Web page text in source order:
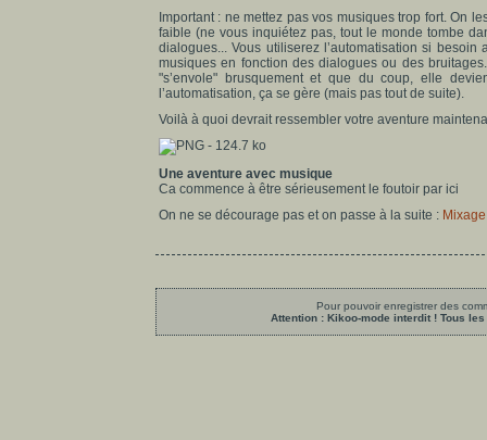
Important : ne mettez pas vos musiques trop fort. On
faible (ne vous inquiétez pas, tout le monde tombe
dialogues... Vous utiliserez l’automatisation si
musiques en fonction des dialogues ou des
"s’envole" brusquement et que du coup, elle
l’automatisation, ça se gère (mais pas tout de suite).
Voilà à quoi devrait ressembler votre aventure
Une aventure avec musique
Ca commence à être sérieusement le foutoir par ici
On ne se décourage pas et on passe à la suite :
Pour pouvoir enregistrer des
Attention : Kikoo-mode interdit ! Tous